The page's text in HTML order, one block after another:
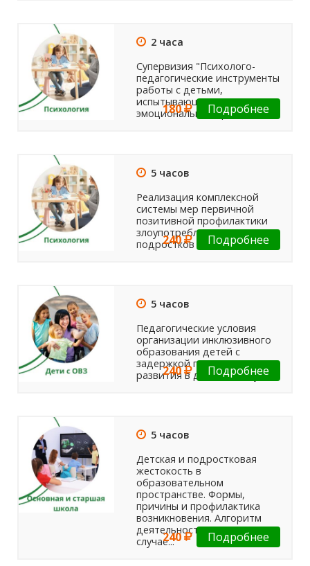
2 часа
Супервизия "Психолого-
педагогические инструменты
работы с детьми,
испытывающими
эмоциональные проблемы"
180 Подробнее
5 часов
Реализация комплексной
системы мер первичной
позитивной профилактики
злоупотребления ПАВ среди
подростков
240 Подробнее
5 часов
Педагогические условия
организации инклюзивного
образования детей с
задержкой психического
развития в детском саду
240 Подробнее
5 часов
Детская и подростковая
жестокость в
образовательном
пространстве. Формы,
причины и профилактика
возникновения. Алгоритм
деятельности педагогов в
случае...240 Подробнее